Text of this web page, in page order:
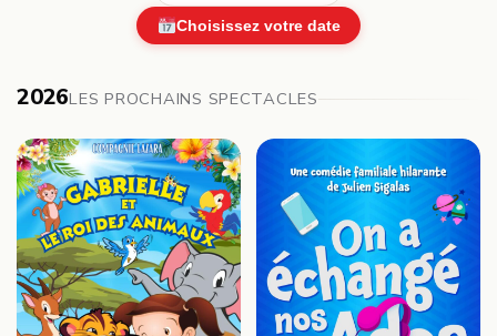
Choisissez votre date
2026LES PROCHAINS SPECTACLES